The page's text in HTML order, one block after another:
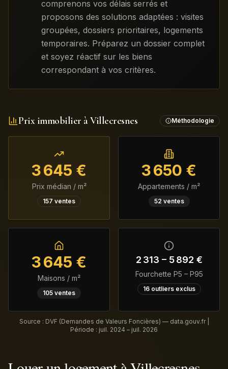
comprenons vos délais serrés et
proposons des solutions adaptées : visites
groupées, dossiers prioritaires, logements
temporaires. Préparez un dossier complet
et soyez réactif sur les biens
correspondant à vos critères.
Prix immobilier à Villecresnes Méthodologie
3 645 €
Prix médian / m²
157 ventes
3 650 €
Appartements / m²
52 ventes
3 645 €
Maisons / m²
105 ventes
2 313 – 5 892 €
Fourchette P5 – P95
16outliers exclus
Source : DVF (Demandes de Valeurs Foncières) — data.gouv.fr |
Période : juil. 2024 – juil. 2026